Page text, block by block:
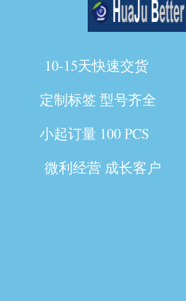
10-15天快速交货
定制标签 型号齐全
小起订量 100 PCS
微利经营 成长客户